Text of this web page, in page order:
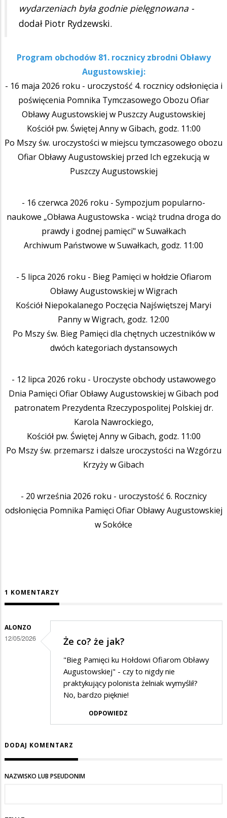
wydarzeniach była godnie pielęgnowana -
dodał Piotr Rydzewski.
Program obchodów 81. rocznicy zbrodni Obławy
Augustowskiej:
- 16 maja 2026 roku - uroczystość 4. rocznicy odsłonięcia i
poświęcenia Pomnika Tymczasowego Obozu Ofiar
Obławy Augustowskiej w Puszczy Augustowskiej
Kościół pw. Świętej Anny w Gibach, godz. 11:00
Po Mszy św. uroczystości w miejscu tymczasowego obozu
Ofiar Obławy Augustowskiej przed Ich egzekucją w
Puszczy Augustowskiej
- 16 czerwca 2026 roku - Sympozjum popularno-
naukowe „Obława Augustowska - wciąż trudna droga do
prawdy i godnej pamięci" w Suwałkach
Archiwum Państwowe w Suwałkach, godz. 11:00
- 5 lipca 2026 roku - Bieg Pamięci w hołdzie Ofiarom
Obławy Augustowskiej w Wigrach
Kościół Niepokalanego Poczęcia Najświętszej Maryi
Panny w Wigrach, godz. 12:00
Po Mszy św. Bieg Pamięci dla chętnych uczestników w
dwóch kategoriach dystansowych
- 12 lipca 2026 roku - Uroczyste obchody ustawowego
Dnia Pamięci Ofiar Obławy Augustowskiej w Gibach pod
patronatem Prezydenta Rzeczypospolitej Polskiej dr.
Karola Nawrockiego,
Kościół pw. Świętej Anny w Gibach, godz. 11:00
Po Mszy św. przemarsz i dalsze uroczystości na Wzgórzu
Krzyży w Gibach
- 20 września 2026 roku - uroczystość 6. Rocznicy
odsłonięcia Pomnika Pamięci Ofiar Obławy Augustowskiej
w Sokółce
1 KOMENTARZY
ALONZO
12/05/2026 Że co? że jak?
"Bieg Pamięci ku Hołdowi Ofiarom Obławy
Augustowskiej" - czy to nigdy nie
praktykujący polonista żelniak wymyślił?
No, bardzo pięknie!
ODPOWIEDZ
DODAJ KOMENTARZ
NAZWISKO LUB PSEUDONIM